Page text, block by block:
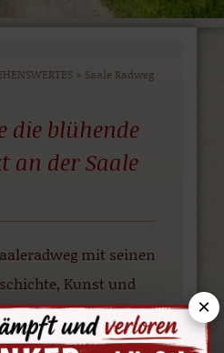
> Saale Radweg
die blühende
an der Saale
mit seinen
Kunst und
Perfekt ausgebaute
und stille
×